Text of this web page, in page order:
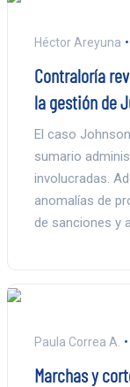
Héctor Areyuna
Contraloría
la gestión de
El caso
sumario
involucradas.
anomalías de
de sanciones y
Paula Correa A.
Marchas y